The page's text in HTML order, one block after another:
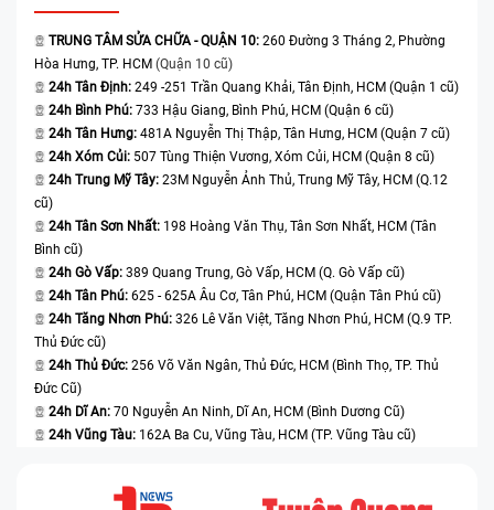
TRUNG TÂM SỬA CHỮA - QUẬN 10: 260 Đường 3 Tháng 2, Phường
Hòa Hưng, TP. HCM (Quận 10 cũ)
24h Tân Định: 249 -251 Trần Quang Khải, Tân Định, HCM (Quận 1 cũ)
24h Bình Phú: 733 Hậu Giang, Bình Phú, HCM (Quận 6 cũ)
24h Tân Hưng: 481A Nguyễn Thị Thập, Tân Hưng, HCM (Quận 7 cũ)
24h Xóm Củi: 507 Tùng Thiện Vương, Xóm Củi, HCM (Quận 8 cũ)
24h Trung Mỹ Tây: 23M Nguyễn Ảnh Thủ, Trung Mỹ Tây, HCM (Q.12
cũ)
24h Tân Sơn Nhất: 198 Hoàng Văn Thụ, Tân Sơn Nhất, HCM (Tân
Bình cũ)
24h Gò Vấp: 389 Quang Trung, Gò Vấp, HCM (Q. Gò Vấp cũ)
24h Tân Phú: 625 - 625A Âu Cơ, Tân Phú, HCM (Quận Tân Phú cũ)
24h Tăng Nhơn Phú: 326 Lê Văn Việt, Tăng Nhơn Phú, HCM (Q.9 TP.
Thủ Đức cũ)
24h Thủ Đức: 256 Võ Văn Ngân, Thủ Đức, HCM (Bình Thọ, TP. Thủ
Đức Cũ)
24h Dĩ An: 70 Nguyễn An Ninh, Dĩ An, HCM (Bình Dương Cũ)
24h Vũng Tàu: 162A Ba Cu, Vũng Tàu, HCM (TP. Vũng Tàu cũ)